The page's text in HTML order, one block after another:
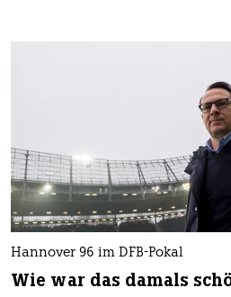
Hannover 96 im DFB-Pokal
Wie war das damals